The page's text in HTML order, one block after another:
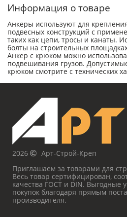
Информация о товаре
Анкеры используют для
подвесных конструкций с
таких как цепи, тросы и канаты.
болты на строительных
Анкер с крюком можно
подвешивания грузов.
крюком смотрите с технических
2026
Арт-Строй-Креп
Приглашаем за товарами для
Весь товар сертифицирован,
качества ГОСТ и DIN. Выгодные
покупок благодаря прямым
производителя.